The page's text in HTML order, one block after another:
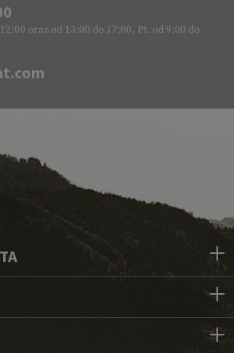
oraz od 13:00 do 17:00, Pt. od 9:00 do